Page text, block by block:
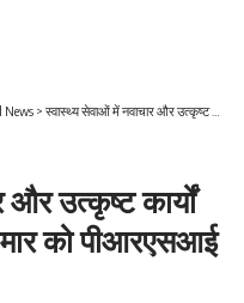
News > स्वास्थ्य सेवाओं में नवाचार और उत्कृष्ट कार्यों के लिए डॉ. आर. राजेश कुमार को पीआरएसआई राष्ट्रीय सम्मान
उत्कृष्ट कार्यों
को पीआरएसआई